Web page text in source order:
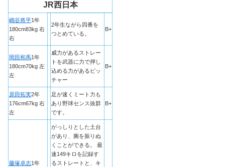
JR西日本
嶋谷将平1年
180cm83kg 右
右
2年生ながら四番を
つとめている。
B+
岡田和馬1年
180cm70kg 左
左
威力があるストレー
トを武器に力で押し
込める力があるピッ
チャー
B+
原田拓実2年
176cm67kg 右
左
足が速くミート力も
あり野球センス抜群
です。
B+
藤塚卓志1年
がっしりとした土台
があり、腕を振りぬ
くことができる。 最
速149キロを記録す
るストレートと、キ